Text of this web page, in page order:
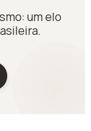
um elo